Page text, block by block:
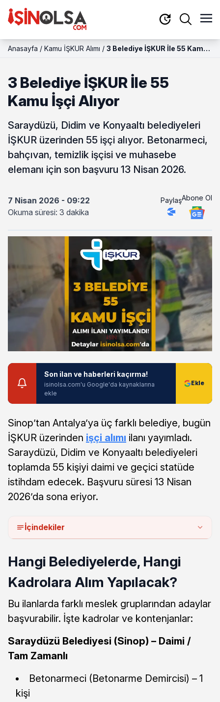
Anasayfa / Kamu İŞKUR Alımı / 3 Belediye İŞKUR İle 55 Kamu
3 Belediye İŞKUR İle 55
Kamu İşçi Alıyor
Saraydüzü, Didim ve Konyaaltı belediyeleri
İŞKUR üzerinden 55 işçi alıyor. Betonarmeci,
bahçıvan, temizlik işçisi ve muhasebe
elemanı için son başvuru 13 Nisan 2026.
7 Nisan 2026 - 09:22
Okuma süresi: 3 dakika
PaylaşAbone Ol
Son ilan ve haberleri kaçırma!
isinolsa.com'u Google'da kaynaklarına
ekle
Sinop’tan Antalya’ya üç farklı belediye, bugün
İŞKUR üzerinden işçi alımı ilanı yayımladı.
Saraydüzü, Didim ve Konyaaltı belediyeleri
toplamda 55 kişiyi daimi ve geçici statüde
istihdam edecek. Başvuru süresi 13 Nisan
2026’da sona eriyor.
İçindekiler
Hangi Belediyelerde, Hangi
Kadrolara Alım Yapılacak?
Bu ilanlarda farklı meslek gruplarından adaylar
başvurabilir. İşte kadrolar ve kontenjanlar:
Saraydüzü Belediyesi (Sinop) – Daimi /
Tam Zamanlı
Betonarmeci (Betonarme Demircisi) – 1
kişi